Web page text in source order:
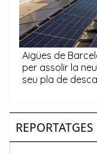
REPORTATGES